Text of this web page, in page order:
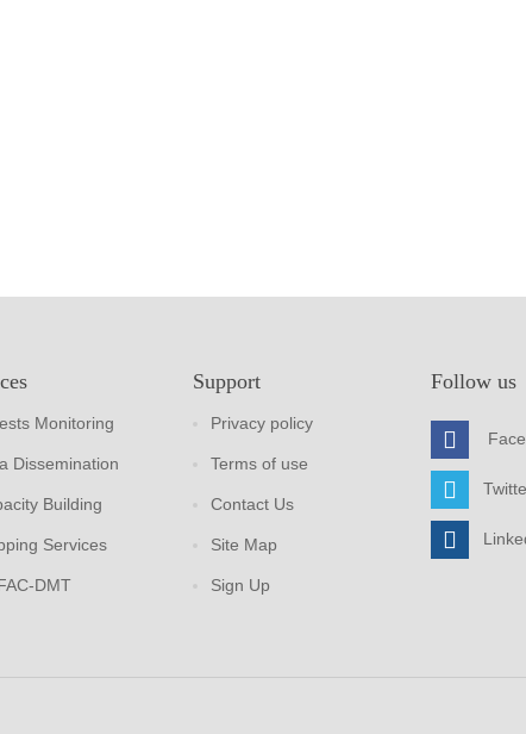
Monitoring
Dissemination
Building
Services
DMT
Support
Privacy policy
Terms of use
Contact Us
Site Map
Sign Up
Follow us